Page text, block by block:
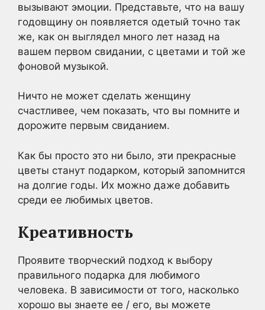
вызывают эмоции. Представьте, что на вашу
годовщину он появляется одетый точно так
же, как он выглядел много лет назад на
вашем первом свидании, с цветами и той же
фоновой музыкой.
Ничто не может сделать женщину
счастливее, чем показать, что вы помните и
дорожите первым свиданием.
Как бы просто это ни было, эти прекрасные
цветы станут подарком, который запомнится
на долгие годы. Их можно даже добавить
среди ее любимых цветов.
Креативность
Проявите творческий подход к выбору
правильного подарка для любимого
человека. В зависимости от того, насколько
хорошо вы знаете ее / его, вы можете